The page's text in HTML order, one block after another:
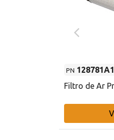
PN 128781A1
Filtro de Ar